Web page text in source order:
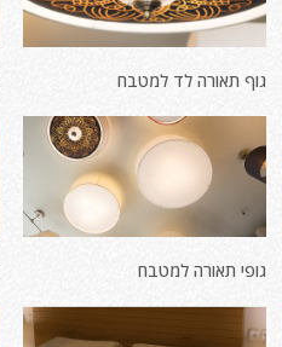
גוף תאורה לד למטבח
גופי תאורה למטבח